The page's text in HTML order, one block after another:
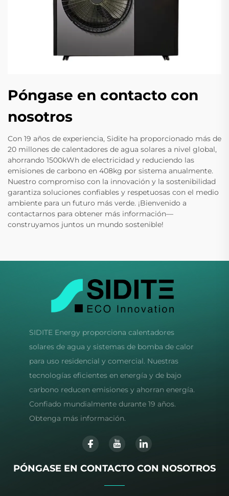
Póngase en contacto con
nosotros
Con 19 años de experiencia, Sidite ha proporcionado más de
20 millones de calentadores de agua solares a nivel global,
ahorrando 1500kWh de electricidad y reduciendo las
emisiones de carbono en 408kg por sistema anualmente.
Nuestro compromiso con la innovación y la sostenibilidad
garantiza soluciones confiables y respetuosas con el medio
ambiente para un futuro más verde. ¡Bienvenido a
contactarnos para obtener más información—
construyamos juntos un mundo sostenible!
SIDITE Energy proporciona calentadores
solares de agua y sistemas de bomba de calor
para uso residencial y comercial. Nuestras
tecnologías eficientes en energía y de bajo
carbono reducen emisiones y ahorran energía.
Confiado mundialmente durante 19 años.
Obtenga más información.
PÓNGASE EN CONTACTO CON NOSOTROS